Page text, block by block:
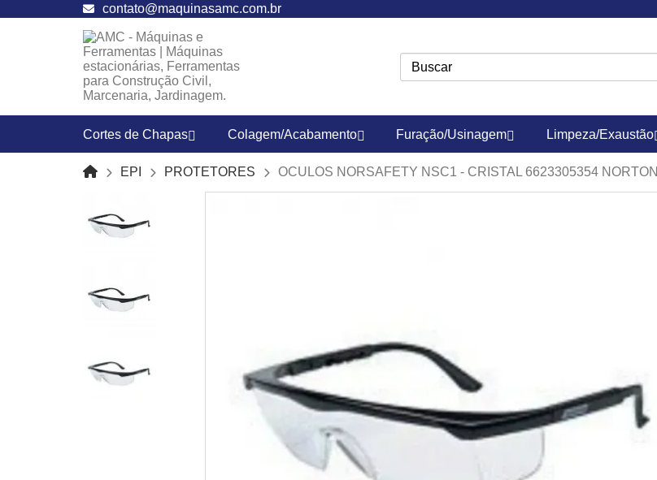
contato@maquinasamc.com.br
Cortes de Chapas Colagem/Acabamento Furação/Usinagem Limpeza/Exaustão
EPI PROTETORES OCULOS NORSAFETY NSC1 - CRISTAL 6623305354 NORTON